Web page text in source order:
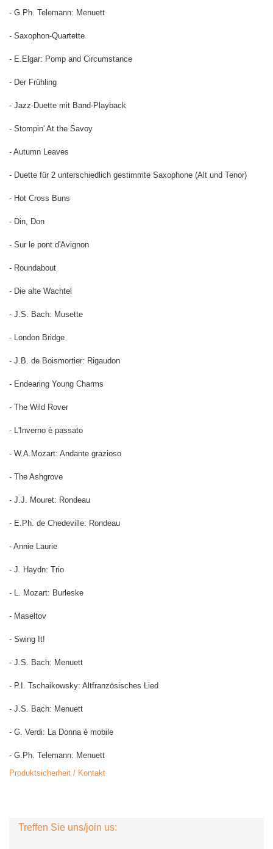
- G.Ph. Telemann: Menuett
- Saxophon-Quartette
- E.Elgar: Pomp and Circumstance
- Der Frühling
- Jazz-Duette mit Band-Playback
- Stompin' At the Savoy
- Autumn Leaves
- Duette für 2 unterschiedlich gestimmte Saxophone (Alt und Tenor)
- Hot Cross Buns
- Din, Don
- Sur le pont d'Avignon
- Roundabout
- Die alte Wachtel
- J.S. Bach: Musette
- London Bridge
- J.B. de Boismortier: Rigaudon
- Endearing Young Charms
- The Wild Rover
- L'Inverno è passato
- W.A.Mozart: Andante grazioso
- The Ashgrove
- J.J. Mouret: Rondeau
- E.Ph. de Chedeville: Rondeau
- Annie Laurie
- J. Haydn: Trio
- L. Mozart: Burleske
- Maseltov
- Swing It!
- J.S. Bach: Menuett
- P.I. Tschaikowsky: Altfranzösisches Lied
- J.S. Bach: Menuett
- G. Verdi: La Donna è mobile
- G.Ph. Telemann: Menuett
Produktsicherheit / Kontakt
Treffen Sie uns/join us: